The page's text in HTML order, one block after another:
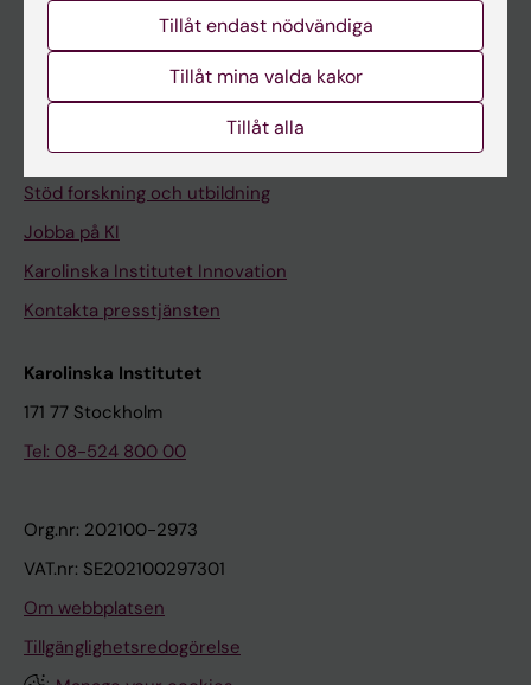
Medarbetarportalen
Universitetsbiblioteket
Stöd forskning och utbildning
Jobba på KI
Karolinska Institutet Innovation
Kontakta presstjänsten
Karolinska Institutet
171 77 Stockholm
Tel: 08-524 800 00
Org.nr: 202100-2973
VAT.nr: SE202100297301
Om webbplatsen
Tillgänglighetsredogörelse
Tillåt endast nödvändiga
Tillåt mina valda kakor
Tillåt alla